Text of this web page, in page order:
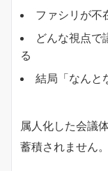
ファシリが不
どんな視点で
る
結局「なんと
属人化した会議
蓄積されません。